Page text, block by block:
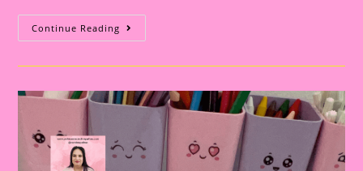
Continue Reading Atividade
Sensorial
Habilidades
Transferência
De